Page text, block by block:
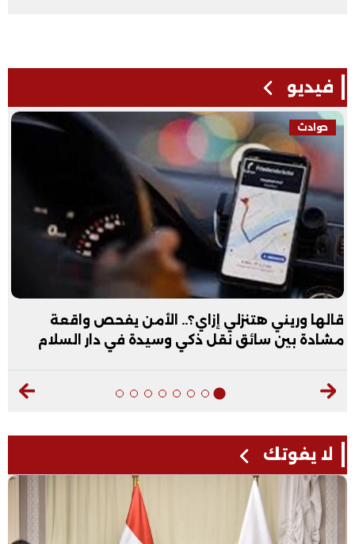
فيديو
حوادث
قالها وريني هتنزلي إزاي؟.. الأمن يفحص واقعة
مشادة بين سائق نقل ذكي وسيدة في دار السلام
لا يفوتك